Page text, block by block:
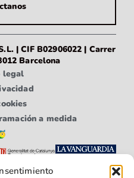
| CIF B02906022 | Carrer
Barcelona
legal
a medida